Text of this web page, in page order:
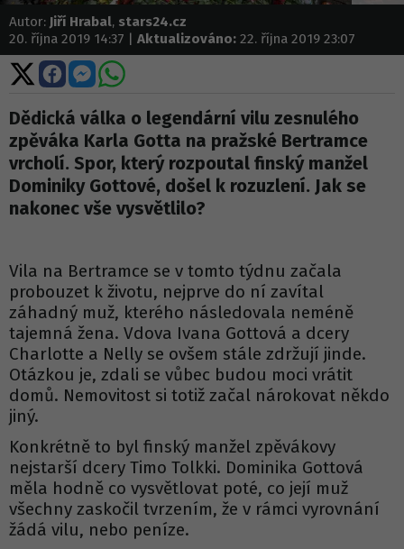
Autor: Jiří Hrabal, stars24.cz
20. října 2019 14:37 | Aktualizováno: 22. října 2019 23:07
Sdílet
na
X
Sdílet
na
Facebooku
Sdílet
na
Messengeru
Sdílet
WhatsApp
Dědická válka o legendární vilu zesnulého
zpěváka Karla Gotta na pražské Bertramce
vrcholí. Spor, který rozpoutal finský manžel
Dominiky Gottové, došel k rozuzlení. Jak se
nakonec vše vysvětlilo?
Vila na Bertramce se v tomto týdnu začala
probouzet k životu, nejprve do ní zavítal
záhadný muž, kterého následovala neméně
tajemná žena. Vdova Ivana Gottová a dcery
Charlotte a Nelly se ovšem stále zdržují jinde.
Otázkou je, zdali se vůbec budou moci vrátit
domů. Nemovitost si totiž začal nárokovat někdo
jiný.
Konkrétně to byl finský manžel zpěvákovy
nejstarší dcery Timo Tolkki. Dominika Gottová
měla hodně co vysvětlovat poté, co její muž
všechny zaskočil tvrzením, že v rámci vyrovnání
žádá vilu, nebo peníze.